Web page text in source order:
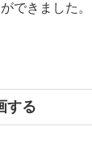
できました。
する